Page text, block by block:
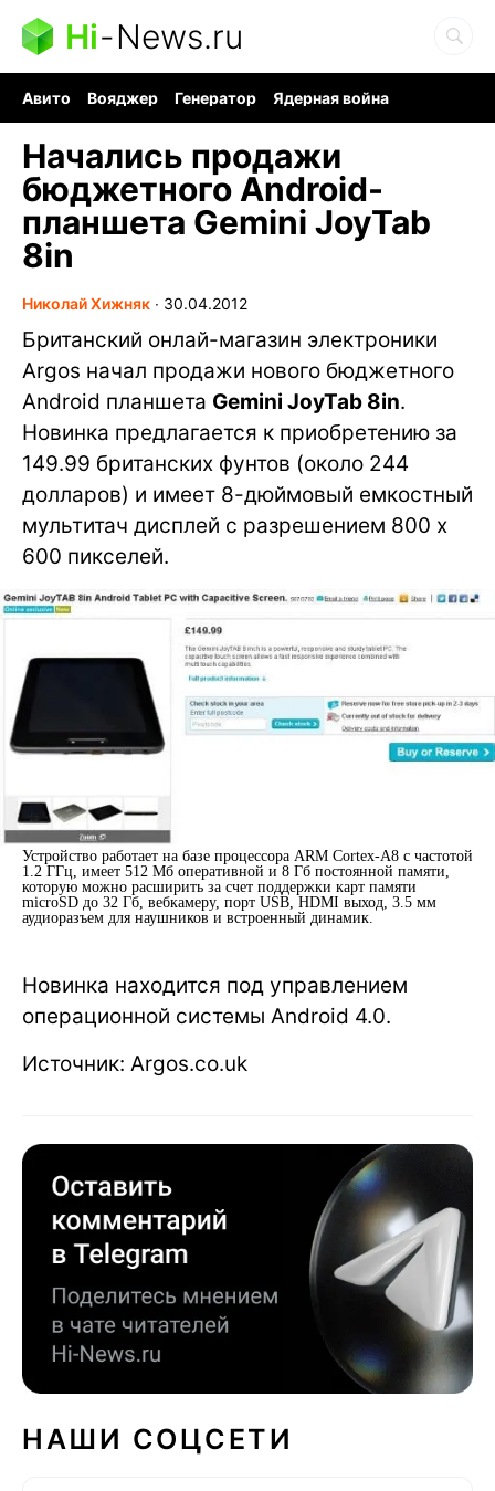
Hi-News.ru
Авито Вояджер Генератор
Ядерная война
Начались продажи
бюджетного Android-
планшета Gemini JoyTab
8in
Николай Хижняк ∙ 30.04.2012
Британский онлай-магазин электроники
Argos начал продажи нового бюджетного
Android планшета Gemini JoyTab 8in.
Новинка предлагается к приобретению за
149.99 британских фунтов (около 244
долларов) и имеет 8-дюймовый емкостный
мультитач дисплей с разрешением 800 x
600 пикселей.
Устройство работает на базе процессора ARM Cortex-A8 с частотой
1.2 ГГц, имеет 512 Мб оперативной и 8 Гб постоянной памяти,
которую можно расширить за счет поддержки карт памяти
microSD до 32 Гб, вебкамеру, порт USB, HDMI выход, 3.5 мм
аудиоразъем для наушников и встроенный динамик.
Новинка находится под управлением
операционной системы Android 4.0.
Источник: Argos.co.uk
НАШИ СОЦСЕТИ